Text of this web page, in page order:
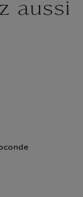
aussi